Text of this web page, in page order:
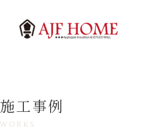
施工事例
WORKS